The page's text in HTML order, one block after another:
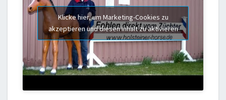
Klicke hier, um Marketing-Cookies zu
akzeptieren und diesen Inhalt zu aktivieren